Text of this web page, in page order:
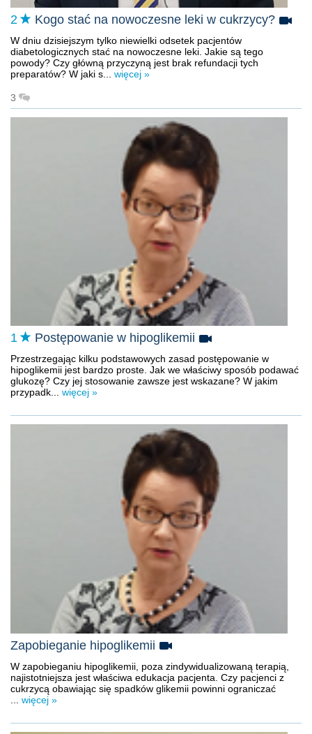
2 Kogo stać na nowoczesne leki w cukrzycy?
W dniu dzisiejszym tylko niewielki odsetek pacjentów
diabetologicznych stać na nowoczesne leki. Jakie są tego
powody? Czy główną przyczyną jest brak refundacji tych
preparatów? W jaki s... więcej »
3
1 Postępowanie w hipoglikemii
Przestrzegając kilku podstawowych zasad postępowanie w
hipoglikemii jest bardzo proste. Jak we właściwy sposób podawać
glukozę? Czy jej stosowanie zawsze jest wskazane? W jakim
przypadk... więcej »
Zapobieganie hipoglikemii
W zapobieganiu hipoglikemii, poza zindywidualizowaną terapią,
najistotniejsza jest właściwa edukacja pacjenta. Czy pacjenci z
cukrzycą obawiając się spadków glikemii powinni ograniczać
więcej »